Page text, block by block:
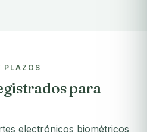
PLAZOS
para
electrónicos biométricos